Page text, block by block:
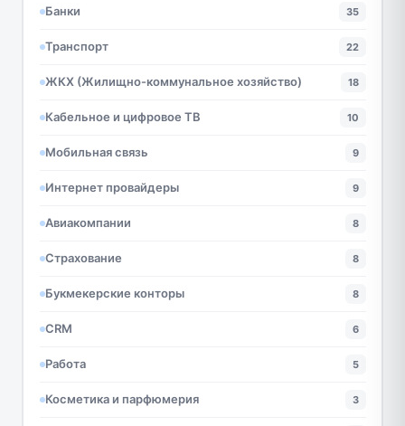
Банки 35
Транспорт 22
ЖКХ (Жилищно-коммунальное хозяйство) 18
Кабельное и цифровое ТВ 10
Мобильная связь 9
Интернет провайдеры 9
Авиакомпании 8
Страхование 8
Букмекерские конторы 8
CRM 6
Работа 5
Косметика и парфюмерия 3